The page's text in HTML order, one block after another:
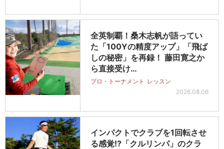
全英制覇！桑木志帆が語ってい
た「100Yの精度アップ」「飛ば
しの秘密」を再録！ 藤田寛之か
ら直接受け…
プロ・トーナメント レッスン
2026.08.06
インパクトでクラブを1回転させ
る感覚!?「クルリンパ」のクラ